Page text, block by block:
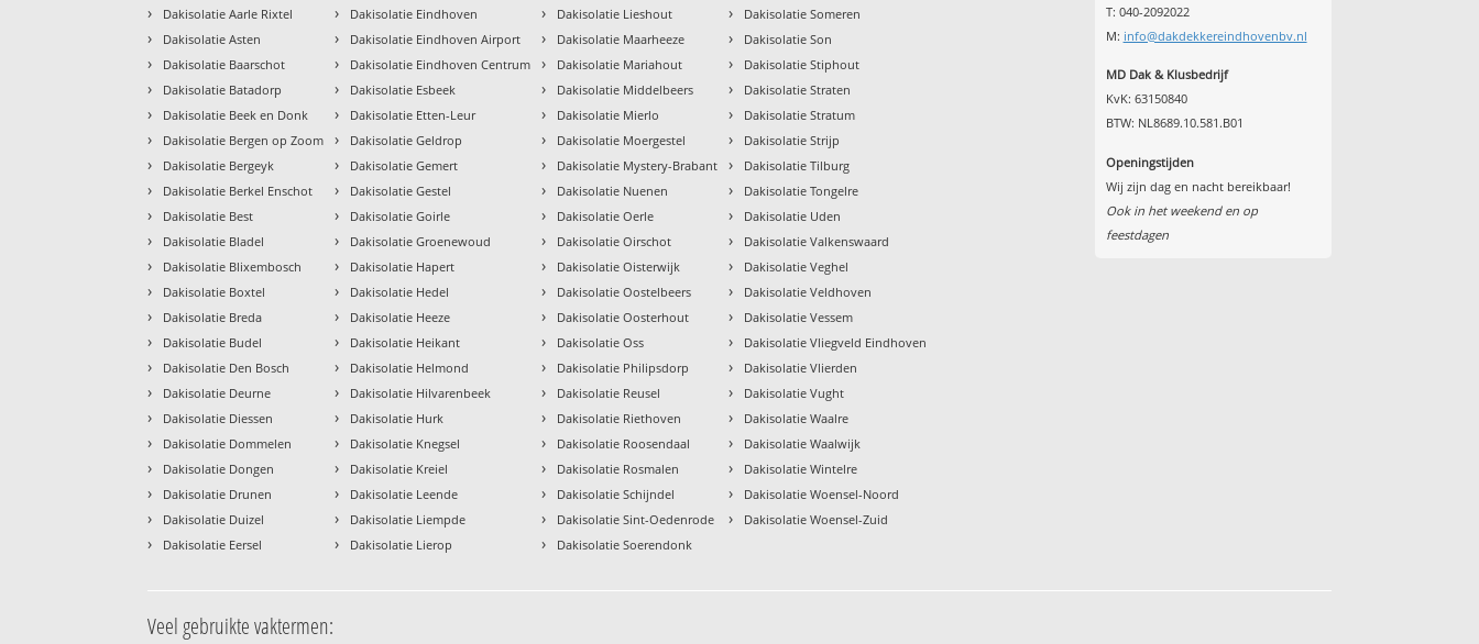
› Dakisolatie Aarle Rixtel
› Dakisolatie Asten
› Dakisolatie Baarschot
› Dakisolatie Batadorp
› Dakisolatie Beek en Donk
› Dakisolatie Bergen op Zoom
› Dakisolatie Bergeyk
› Dakisolatie Berkel Enschot
› Dakisolatie Best
› Dakisolatie Bladel
› Dakisolatie Blixembosch
› Dakisolatie Boxtel
› Dakisolatie Breda
› Dakisolatie Budel
› Dakisolatie Den Bosch
› Dakisolatie Deurne
› Dakisolatie Diessen
› Dakisolatie Dommelen
› Dakisolatie Dongen
› Dakisolatie Drunen
› Dakisolatie Duizel
› Dakisolatie Eersel
› Dakisolatie Eindhoven
› Dakisolatie Eindhoven Airport
› Dakisolatie Eindhoven Centrum
› Dakisolatie Esbeek
› Dakisolatie Etten-Leur
› Dakisolatie Geldrop
› Dakisolatie Gemert
› Dakisolatie Gestel
› Dakisolatie Goirle
› Dakisolatie Groenewoud
› Dakisolatie Hapert
› Dakisolatie Hedel
› Dakisolatie Heeze
› Dakisolatie Heikant
› Dakisolatie Helmond
› Dakisolatie Hilvarenbeek
› Dakisolatie Hurk
› Dakisolatie Knegsel
› Dakisolatie Kreiel
› Dakisolatie Leende
› Dakisolatie Liempde
› Dakisolatie Lierop
› Dakisolatie Lieshout
› Dakisolatie Maarheeze
› Dakisolatie Mariahout
› Dakisolatie Middelbeers
› Dakisolatie Mierlo
› Dakisolatie Moergestel
› Dakisolatie Mystery-Brabant
› Dakisolatie Nuenen
› Dakisolatie Oerle
› Dakisolatie Oirschot
› Dakisolatie Oisterwijk
› Dakisolatie Oostelbeers
› Dakisolatie Oosterhout
› Dakisolatie Oss
› Dakisolatie Philipsdorp
› Dakisolatie Reusel
› Dakisolatie Riethoven
› Dakisolatie Roosendaal
› Dakisolatie Rosmalen
› Dakisolatie Schijndel
› Dakisolatie Sint-Oedenrode
› Dakisolatie Soerendonk
› Dakisolatie Someren
› Dakisolatie Son
› Dakisolatie Stiphout
› Dakisolatie Straten
› Dakisolatie Stratum
› Dakisolatie Strijp
› Dakisolatie Tilburg
› Dakisolatie Tongelre
› Dakisolatie Uden
› Dakisolatie Valkenswaard
› Dakisolatie Veghel
› Dakisolatie Veldhoven
› Dakisolatie Vessem
› Dakisolatie Vliegveld Eindhoven
› Dakisolatie Vlierden
› Dakisolatie Vught
› Dakisolatie Waalre
› Dakisolatie Waalwijk
› Dakisolatie Wintelre
› Dakisolatie Woensel-Noord
› Dakisolatie Woensel-Zuid
T: 040-2092022
M: info@dakdekkereindhovenbv.nl
MD Dak & Klusbedrijf
KvK: 63150840
BTW: NL8689.10.581.B01
Openingstijden
Wij zijn dag en nacht bereikbaar!
Ook in het weekend en op
feestdagen
Veel gebruikte vaktermen: